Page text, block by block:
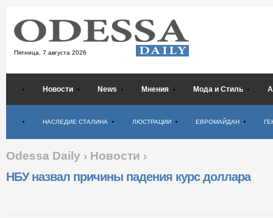
Пятница, 7 августа 2026
Новости News Мнения Мода и Стиль
НАСЛЕДИЕ СТАЛИНА ЛЮСТРАЦИИ ЕВРОМАЙДАН
Odessa Daily › Новости ›
НБУ назвал причины падения курс доллара